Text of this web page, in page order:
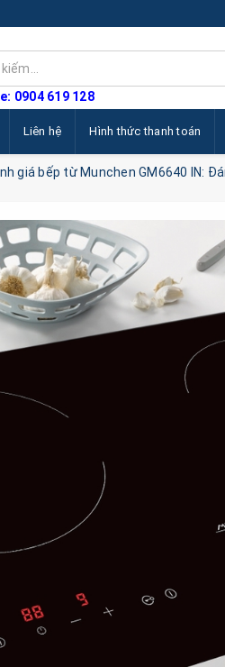
0904 619 128
Liên hệ Hình thức thanh toán
giá bếp từ Munchen GM6640 IN: